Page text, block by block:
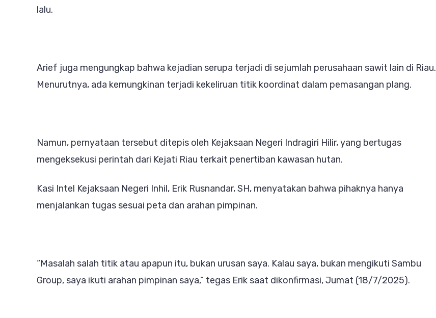
lalu.
Arief juga mengungkap bahwa kejadian serupa terjadi di sejumlah perusahaan sawit lain di Riau.
Menurutnya, ada kemungkinan terjadi kekeliruan titik koordinat dalam pemasangan plang.
Namun, pernyataan tersebut ditepis oleh Kejaksaan Negeri Indragiri Hilir, yang bertugas
mengeksekusi perintah dari Kejati Riau terkait penertiban kawasan hutan.
Kasi Intel Kejaksaan Negeri Inhil, Erik Rusnandar, SH, menyatakan bahwa pihaknya hanya
menjalankan tugas sesuai peta dan arahan pimpinan.
“Masalah salah titik atau apapun itu, bukan urusan saya. Kalau saya, bukan mengikuti Sambu
Group, saya ikuti arahan pimpinan saya,” tegas Erik saat dikonfirmasi, Jumat (18/7/2025).